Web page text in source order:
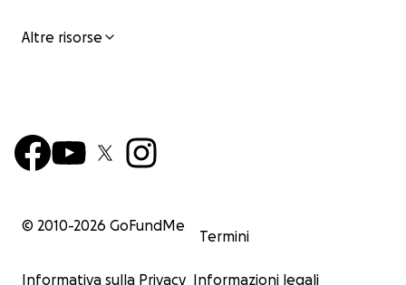
Altre risorse
© 2010-2026 GoFundMe
Termini
Informativa sulla Privacy Informazioni legali